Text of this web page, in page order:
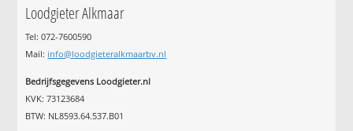
Loodgieter Alkmaar
Tel: 072-7600590
Mail: info@loodgieteralkmaarbv.nl
Bedrijfsgegevens Loodgieter.nl
KVK: 73123684
BTW: NL8593.64.537.B01